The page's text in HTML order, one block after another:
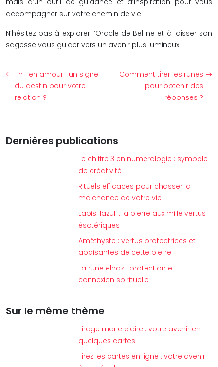
mais d’un outil de guidance et d’inspiration pour vous
accompagner sur votre chemin de vie.
N’hésitez pas à explorer l’Oracle de Belline et à laisser son
sagesse vous guider vers un avenir plus lumineux.
11h11 en amour : un signe
du destin pour votre
relation ?
Comment tirer les runes
pour obtenir des
réponses ?
Dernières publications
Le chiffre 3 en numérologie : symbole
de créativité
Rituels efficaces pour chasser la
malchance de votre vie
Lapis-lazuli : la pierre aux mille vertus
ésotériques
Améthyste : vertus protectrices et
apaisantes de cette pierre
La rune elhaz : protection et
connexion spirituelle
Sur le même thème
Tirage marie claire : votre avenir en
quelques cartes
Tirez les cartes en ligne : votre avenir